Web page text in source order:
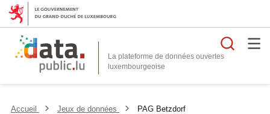
La plateforme de données ouvertes
Accueil Jeux de données PAG Betzdorf